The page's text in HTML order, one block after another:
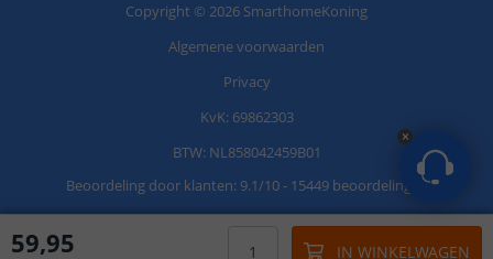
59,95 IN WINKELWAGEN
Copyright © 2026 SmarthomeKoning
Algemene voorwaarden
Privacy
KvK: 69862303
BTW: NL858042459B01
Beoordeling door klanten: 9.1/10- 15449 beoordelingen